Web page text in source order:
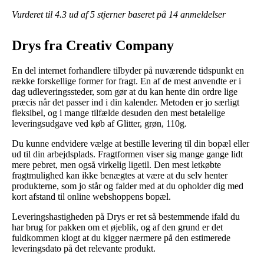
Vurderet til 4.3 ud af 5 stjerner baseret på 14 anmeldelser
Drys fra Creativ Company
En del internet forhandlere tilbyder på nuværende tidspunkt en
række forskellige former for fragt. En af de mest anvendte er i
dag udleveringssteder, som gør at du kan hente din ordre lige
præcis når det passer ind i din kalender. Metoden er jo særligt
fleksibel, og i mange tilfælde desuden den mest betalelige
leveringsudgave ved køb af Glitter, grøn, 110g.
Du kunne endvidere vælge at bestille levering til din bopæl eller
ud til din arbejdsplads. Fragtformen viser sig mange gange lidt
mere pebret, men også virkelig ligetil. Den mest letkøbte
fragtmulighed kan ikke benægtes at være at du selv henter
produkterne, som jo står og falder med at du opholder dig med
kort afstand til online webshoppens bopæl.
Leveringshastigheden på Drys er ret så bestemmende ifald du
har brug for pakken om et øjeblik, og af den grund er det
fuldkommen klogt at du kigger nærmere på den estimerede
leveringsdato på det relevante produkt.